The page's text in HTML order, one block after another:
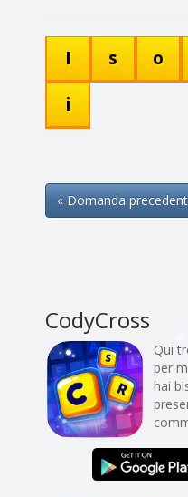
I s o
i
« Domanda
CodyCross
Qui
per
hai